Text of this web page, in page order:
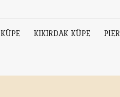
KÜPE KIKIRDAK KÜPE